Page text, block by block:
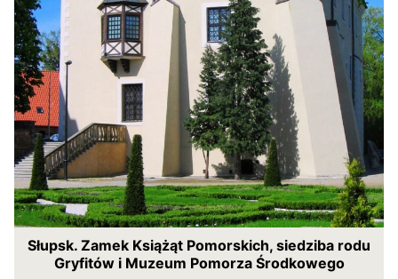
Słupsk. Zamek Książąt Pomorskich, siedziba rodu
Gryfitów i Muzeum Pomorza Środkowego